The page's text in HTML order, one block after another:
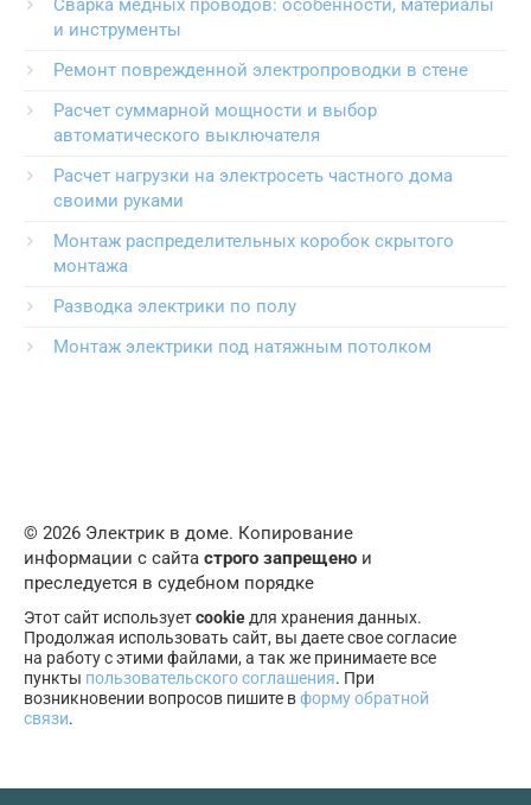
Сварка медных проводов: особенности, материалы
и инструменты
Ремонт поврежденной электропроводки в стене
Расчет суммарной мощности и выбор
автоматического выключателя
Расчет нагрузки на электросеть частного дома
своими руками
Монтаж распределительных коробок скрытого
монтажа
Разводка электрики по полу
Монтаж электрики под натяжным потолком
© 2026 Электрик в доме. Копирование
информации с сайта строго запрещено и
преследуется в судебном порядке
Этот сайт используетcookie для хранения данных.
Продолжая использовать сайт, вы даете свое согласие
на работу с этими файлами, а так же принимаете все
пункты пользовательского соглашения. При
возникновении вопросов пишите вформу обратной
связи.